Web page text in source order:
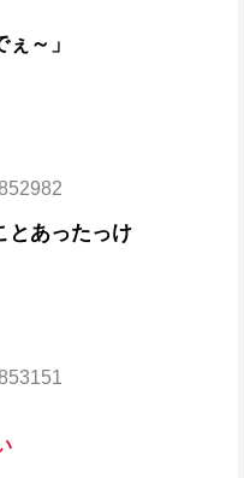
～」
とあったっけ